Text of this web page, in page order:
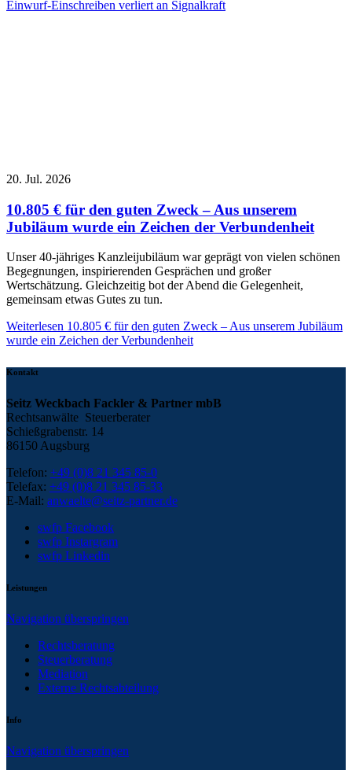
Einwurf-Einschreiben verliert an Signalkraft
20. Jul. 2026
10.805 € für den guten Zweck – Aus unserem
Jubiläum wurde ein Zeichen der Verbundenheit
Unser 40-jähriges Kanzleijubiläum war geprägt von vielen schönen
Begegnungen, inspirierenden Gesprächen und großer
Wertschätzung. Gleichzeitig bot der Abend die Gelegenheit,
gemeinsam etwas Gutes zu tun.
Weiterlesen 10.805 € für den guten Zweck – Aus unserem Jubiläum
wurde ein Zeichen der Verbundenheit
Kontakt
Seitz Weckbach Fackler & Partner mbB
Rechtsanwälte Steuerberater
Schießgrabenstr. 14
86150 Augsburg
Telefon: +49 (0)8 21 345 85-0
Telefax: +49 (0)8 21 345 85-33
E-Mail: anwaelte@seitz-partner.de
swfp Facebook
swfp Instargram
swfp Linkedin
Leistungen
Navigation überspringen
Rechtsberatung
Steuerberatung
Mediation
Externe Rechtsabteilung
Info
Navigation überspringen